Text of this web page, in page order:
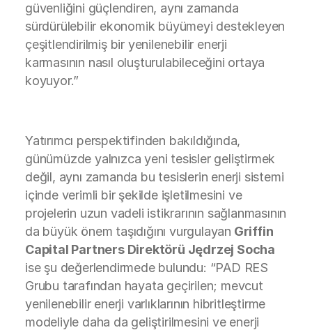
güvenliğini güçlendiren, aynı zamanda
sürdürülebilir ekonomik büyümeyi destekleyen
çeşitlendirilmiş bir yenilenebilir enerji
karmasının nasıl oluşturulabileceğini ortaya
koyuyor.”
Yatırımcı perspektifinden bakıldığında,
günümüzde yalnızca yeni tesisler geliştirmek
değil, aynı zamanda bu tesislerin enerji sistemi
içinde verimli bir şekilde işletilmesini ve
projelerin uzun vadeli istikrarının sağlanmasının
da büyük önem taşıdığını vurgulayan Griffin
Capital Partners Direktörü Jędrzej Socha
ise şu değerlendirmede bulundu: “PAD RES
Grubu tarafından hayata geçirilen; mevcut
yenilenebilir enerji varlıklarının hibritleştirme
modeliyle daha da geliştirilmesini ve enerji